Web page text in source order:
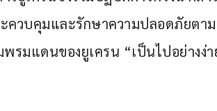
ะควบคุมและรักษาความปลอดภัยตา
รมแดนของยูเครน “เป็นไปอย่างง่า